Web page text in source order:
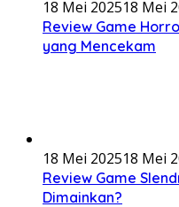
18 Mei 202518 Mei
Review Game
yang Mencekam
18 Mei 202518 Mei
Review Game
Dimainkan?